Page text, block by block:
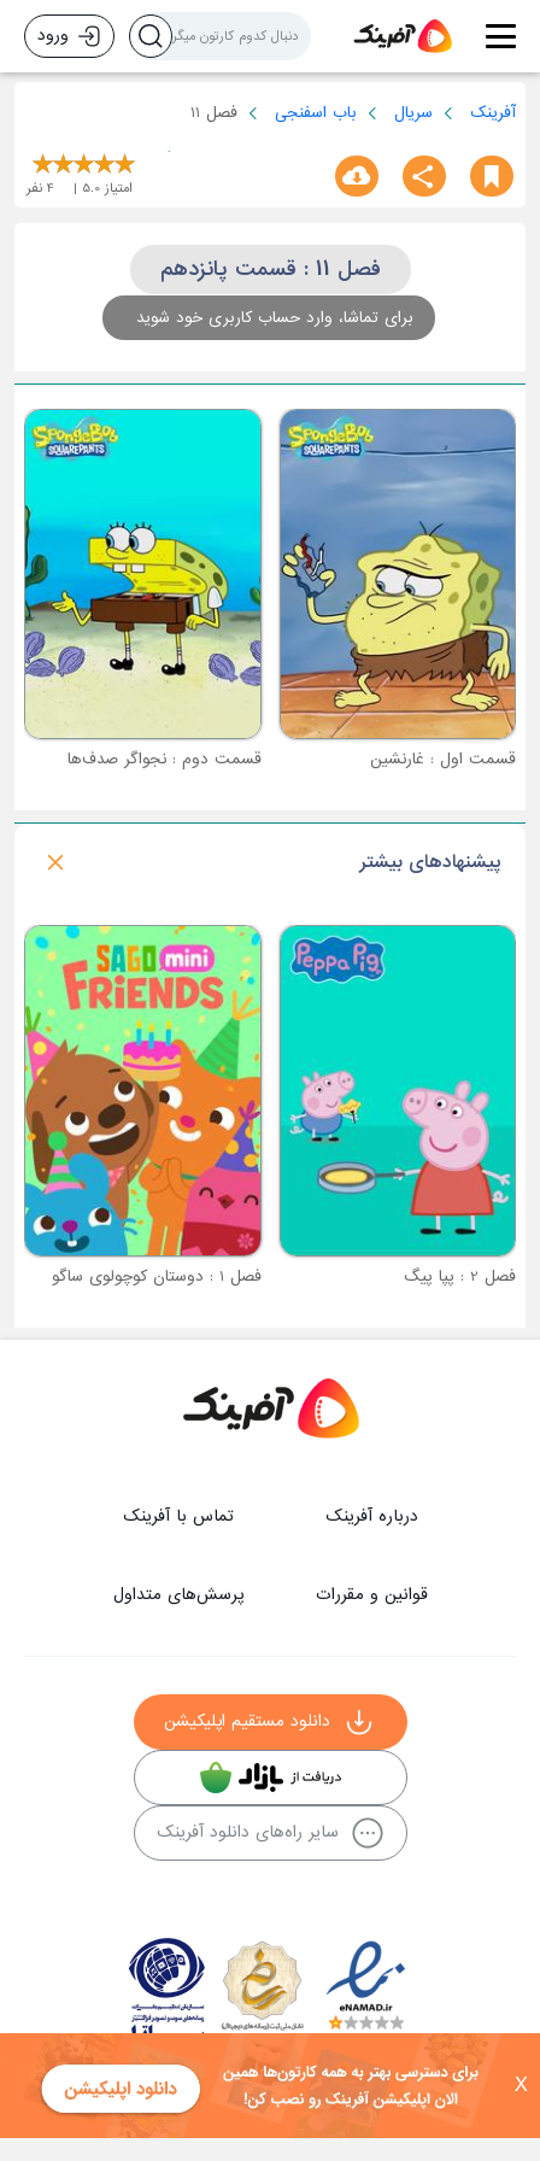
X
ورود
آفرینک سریال باب اسفنجی فصل 11
امتیاز 5.0
4 نفر
فصل 11 : قسمت پانزدهم
برای تماشا، وارد حساب کاربری خود شوید
قسمت دوم : نجواگر صدف‌ها قسمت سوم : بازگشت اسپات
پیشنهادهای بیشتر
فصل 1 : دوستان کوچولوی ساگو
فصل 1 : اتل متل یه جنگل
درباره آفرینک تماس با آفرینک
قوانین و مقررات پرسش‌های متداول
دانلود مستقیم اپلیکیشن
سایر راه‌های دانلود آفرینک
کلیه حقوق این سایت به شرکت توسعه فناوی هفت آسمان توکان تعلق دارد و